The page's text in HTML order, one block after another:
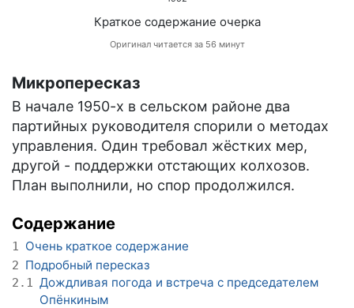
Краткое содержание очерка
Оригинал читается за 56 минут
Микропересказ
В начале 1950-х в сельском районе два
партийных руководителя спорили о методах
управления. Один требовал жёстких мер,
другой - поддержки отстающих колхозов.
План выполнили, но спор продолжился.
Содержание
1 Очень краткое содержание
2 Подробный пересказ
2.1 Дождливая погода и встреча с председателем
Опёнкиным